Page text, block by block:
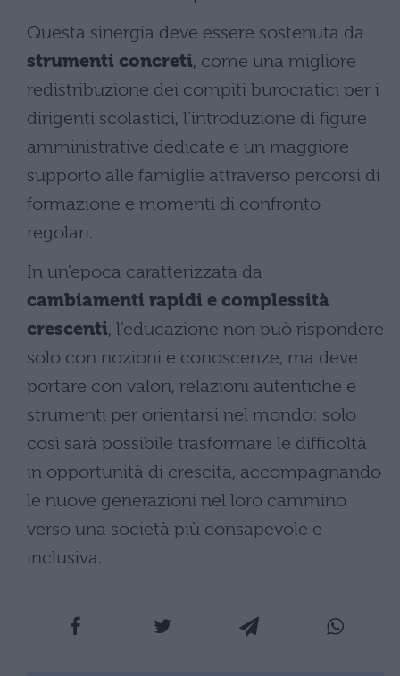
Questa sinergia deve essere sostenuta da
strumenti concreti, come una migliore
redistribuzione dei compiti burocratici per i
dirigenti scolastici, l’introduzione di figure
amministrative dedicate e un maggiore
supporto alle famiglie attraverso percorsi di
formazione e momenti di confronto
regolari.
In un’epoca caratterizzata da
cambiamenti rapidi e complessità
crescenti, l’educazione non può rispondere
solo con nozioni e conoscenze, ma deve
portare con valori, relazioni autentiche e
strumenti per orientarsi nel mondo: solo
così sarà possibile trasformare le difficoltà
in opportunità di crescita, accompagnando
le nuove generazioni nel loro cammino
verso una società più consapevole e
inclusiva.